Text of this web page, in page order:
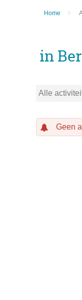
Home
UiT
in
Alle
Geen